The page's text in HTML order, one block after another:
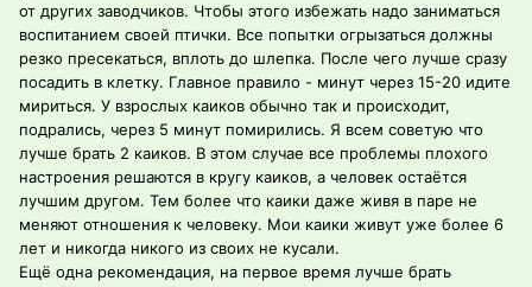
от других заводчиков. Чтобы этого избежать надо заниматься
воспитанием своей птички. Все попытки огрызаться должны
резко пресекаться, вплоть до шлепка. После чего лучше сразу
посадить в клетку. Главное правило - минут через 15-20 идите
мириться. У взрослых каиков обычно так и происходит,
подрались, через 5 минут помирились. Я всем советую что
лучше брать 2 каиков. В этом случае все проблемы плохого
настроения решаются в кругу каиков, а человек остаётся
лучшим другом. Тем более что каики даже живя в паре не
меняют отношения к человеку. Мои каики живут уже более 6
лет и никогда никого из своих не кусали.
Ещё одна рекомендация, на первое время лучше брать